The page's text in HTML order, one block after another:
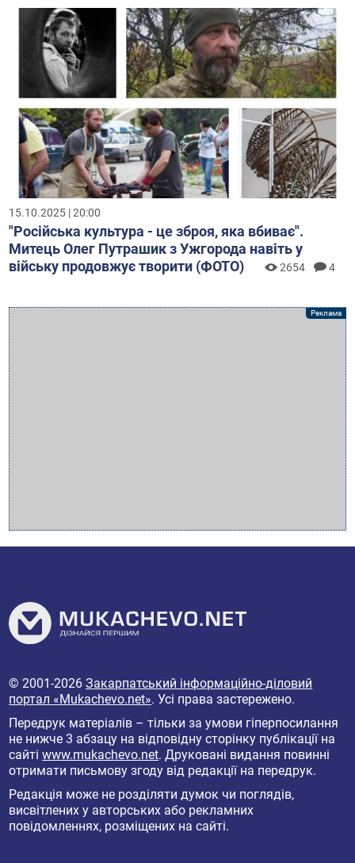
15.10.2025 | 20:00
"Російська культура - це зброя, яка вбиває".
Митець Олег Путрашик з Ужгорода навіть у
війську продовжує творити (ФОТО)
2654 4
© 2001-2026Закарпатський інформаційно-діловий
портал «Mukachevo.net». Усі права застережено.
Передрук матеріалів – тільки за умови гіперпосилання
не нижче 3 абзацу на відповідну сторінку публікації на
сайтіwww.mukachevo.net. Друковані видання повинні
отримати письмову згоду від редакції на передрук.
Редакція може не розділяти думок чи поглядів,
висвітлених у авторських або рекламних
повідомленнях, розміщених на сайті.